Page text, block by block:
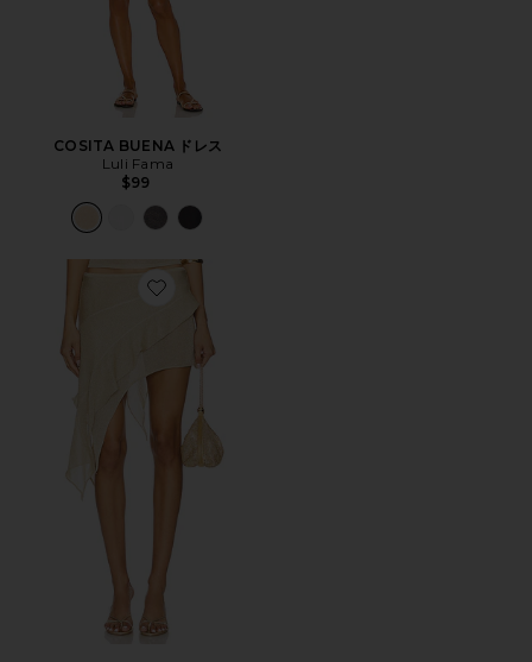
COSITA BUENA ドレス
Luli Fama
$99
Favorite PALISADES スカート